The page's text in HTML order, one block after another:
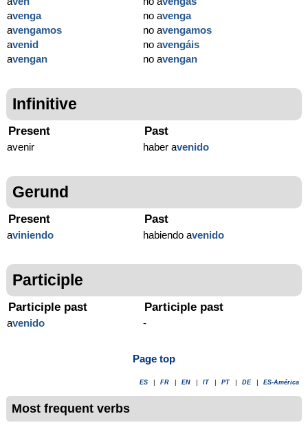
avenga
avengamos
avenid
avengan
no avenga
no avengamos
no avengáis
no avengan
Infinitive
Present
avenir
Past
haber avenido
Gerund
Present
aviniendo
Past
habiendo avenido
Participle
Participle past
avenido
Participle past
-
Page top
ES FR EN IT PT DE ES-América
Most frequent verbs